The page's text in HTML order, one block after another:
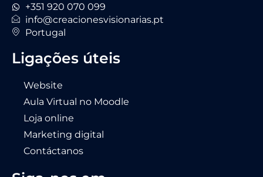
+351 920 070 099
info@creacionesvisionarias.pt
Portugal
Ligações úteis
Website
Aula Virtual no Moodle
Loja online
Marketing digital
Contáctanos